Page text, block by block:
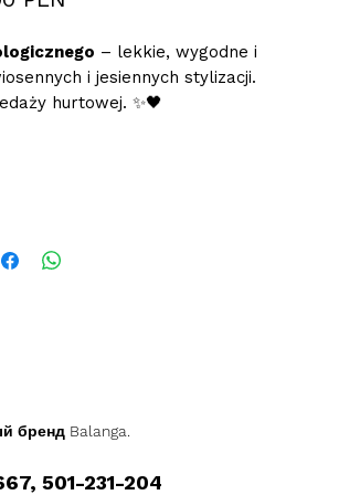
– lekkie, wygodne i
i jesiennych stylizacji.
hurtowej. ✨🖤
бренд Balanga.
501-231-204